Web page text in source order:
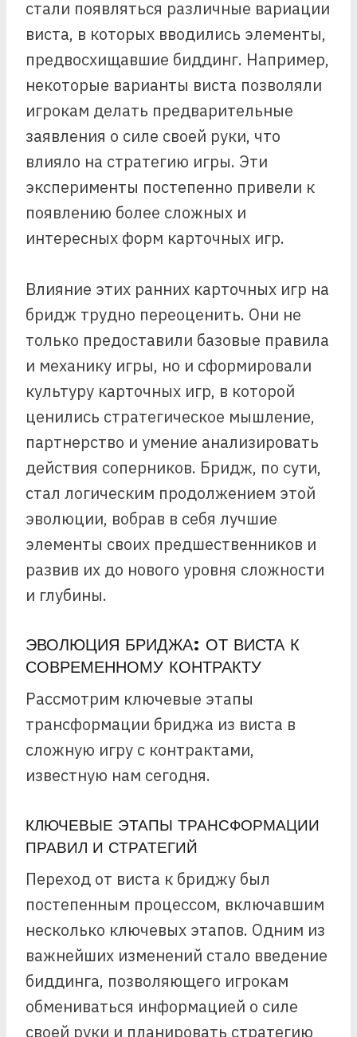
стали появляться различные вариации
виста, в которых вводились элементы,
предвосхищавшие биддинг. Например,
некоторые варианты виста позволяли
игрокам делать предварительные
заявления о силе своей руки, что
влияло на стратегию игры. Эти
эксперименты постепенно привели к
появлению более сложных и
интересных форм карточных игр.
Влияние этих ранних карточных игр на
бридж трудно переоценить. Они не
только предоставили базовые правила
и механику игры, но и сформировали
культуру карточных игр, в которой
ценились стратегическое мышление,
партнерство и умение анализировать
действия соперников. Бридж, по сути,
стал логическим продолжением этой
эволюции, вобрав в себя лучшие
элементы своих предшественников и
развив их до нового уровня сложности
и глубины.
ЭВОЛЮЦИЯ БРИДЖА: ОТ ВИСТА К
СОВРЕМЕННОМУ КОНТРАКТУ
Рассмотрим ключевые этапы
трансформации бриджа из виста в
сложную игру с контрактами,
известную нам сегодня.
КЛЮЧЕВЫЕ ЭТАПЫ ТРАНСФОРМАЦИИ
ПРАВИЛ И СТРАТЕГИЙ
Переход от виста к бриджу был
постепенным процессом, включавшим
несколько ключевых этапов. Одним из
важнейших изменений стало введение
биддинга, позволяющего игрокам
обмениваться информацией о силе
своей руки и планировать стратегию